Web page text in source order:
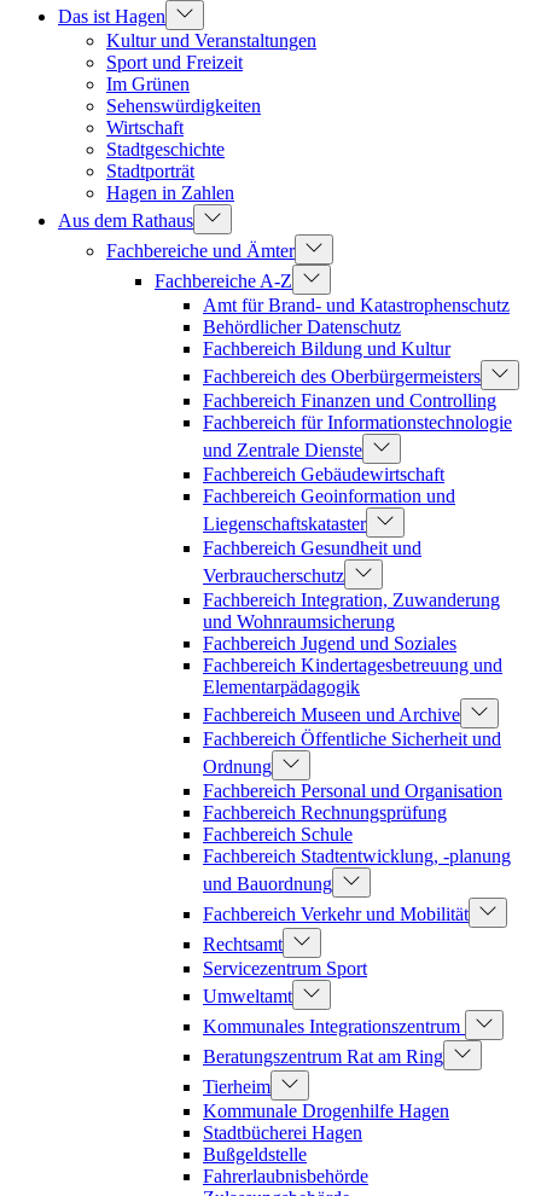
Das ist Hagen
Kultur und Veranstaltungen
Sport und Freizeit
Im Grünen
Sehenswürdigkeiten
Wirtschaft
Stadtgeschichte
Stadtporträt
Hagen in Zahlen
Aus dem Rathaus
Fachbereiche und Ämter
Fachbereiche A-Z
Amt für Brand- und Katastrophenschutz
Behördlicher Datenschutz
Fachbereich Bildung und Kultur
Fachbereich des Oberbürgermeisters
Fachbereich Finanzen und Controlling
Fachbereich für Informationstechnologie
und Zentrale Dienste
Fachbereich Gebäudewirtschaft
Fachbereich Geoinformation und
Liegenschaftskataster
Fachbereich Gesundheit und
Verbraucherschutz
Fachbereich Integration, Zuwanderung
und Wohnraumsicherung
Fachbereich Jugend und Soziales
Fachbereich Kindertagesbetreuung und
Elementarpädagogik
Fachbereich Museen und Archive
Fachbereich Öffentliche Sicherheit und
Ordnung
Fachbereich Personal und Organisation
Fachbereich Rechnungsprüfung
Fachbereich Schule
Fachbereich Stadtentwicklung, -planung
und Bauordnung
Fachbereich Verkehr und Mobilität
Rechtsamt
Servicezentrum Sport
Umweltamt
Kommunales Integrationszentrum
Beratungszentrum Rat am Ring
Tierheim
Kommunale Drogenhilfe Hagen
Stadtbücherei Hagen
Bußgeldstelle
Fahrerlaubnisbehörde